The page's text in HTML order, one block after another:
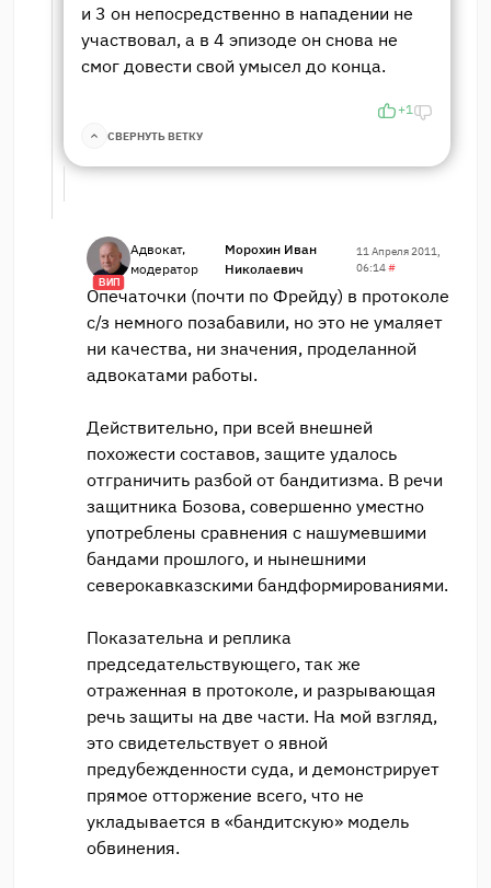
и 3 он непосредственно в нападении не
участвовал, а в 4 эпизоде он снова не
смог довести свой умысел до конца.
+1
СВЕРНУТЬ ВЕТКУ
ВИП
Адвокат,
модератор
Морохин Иван
Николаевич
11 Апреля 2011,
06:14#
Опечаточки (почти по Фрейду) в протоколе
с/з немного позабавили, но это не умаляет
ни качества, ни значения, проделанной
адвокатами работы.
Действительно, при всей внешней
похожести составов, защите удалось
отграничить разбой от бандитизма. В речи
защитника Бозова, совершенно уместно
употреблены сравнения с нашумевшими
бандами прошлого, и нынешними
северокавказскими бандформированиями.
Показательна и реплика
председательствующего, так же
отраженная в протоколе, и разрывающая
речь защиты на две части. На мой взгляд,
это свидетельствует о явной
предубежденности суда, и демонстрирует
прямое отторжение всего, что не
укладывается в «бандитскую» модель
обвинения.